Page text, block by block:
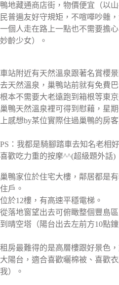
鴨地藏通商店街，物價便宜（以
民普遍友好守規矩，不喧嘩吵雜
一個人走在路上一點也不需要擔
妙齡少女）。
車站附近有天然溫泉跟著名賞櫻景
去天然溫泉，巢鴨站前就有免費
根本不需要大老遠跑到箱根等東
巢鴨天然溫泉裡可得到慰藉，星
上感想by某位實際住過巢鴨的房客
PS：我都是騎腳踏車去知名老相
喜歡吃力重的按摩^^(超級題外話)
巢鴨家位於住宅大樓，鄰居都是
住戶。
位於12樓，有高速平穩電梯。
從落地窗望出去可俯瞰整個豐島
到晴空塔（陽台出去左前方10點鐘
租房最難得的是高層樓跟好景色
大陽台，適合喜歡曬棉被、喜歡
我）。